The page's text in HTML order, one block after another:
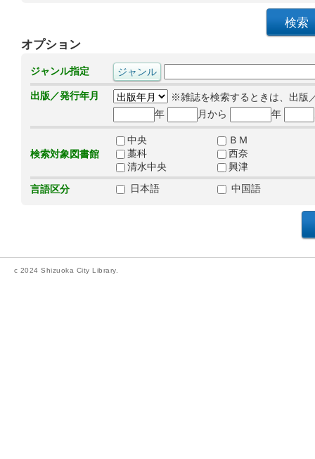
オプション
ジャンル指定
出版／発行年月
※雑誌を検索するときは、出版
年
月から 年
検索対象図書館
中央
ＢＭ
藁科
西奈
清水中央
興津
言語区分
日本語 中国語
c 2024 Shizuoka City Library.